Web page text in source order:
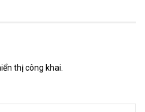
thị công khai.